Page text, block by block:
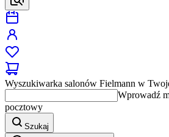
Wyszukiwarka salonów Fielmann w
Wprowadź
pocztowy
Szukaj